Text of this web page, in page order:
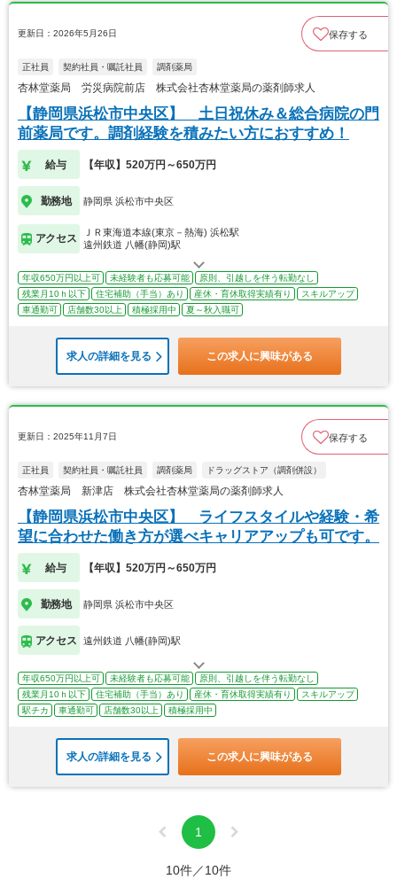
更新日：2026年5月26日 保存する
正社員 契約社員・嘱託社員 調剤薬局
杏林堂薬局 労災病院前店 株式会社杏林堂薬局の薬剤師求人
【静岡県浜松市中央区】 土日祝休み＆総合病院の門
前薬局です。調剤経験を積みたい方におすすめ！
給与 【年収】520万円～650万円
勤務地 静岡県 浜松市中央区
アクセス
ＪＲ東海道本線(東京－熱海) 浜松駅
遠州鉄道 八幡(静岡)駅
年収650万円以上可 未経験者も応募可能
原則、引越しを伴う転勤なし
残業月10ｈ以下
住宅補助（手当）あり 産休・育休取得実績有り
スキルアップ
車通勤可
店舗数30以上 積極採用中 夏～秋入職可
求人の詳細を見る この求人に興味がある
更新日：2025年11月7日 保存する
正社員 契約社員・嘱託社員 調剤薬局 ドラッグストア（調剤併設）
杏林堂薬局 新津店 株式会社杏林堂薬局の薬剤師求人
【静岡県浜松市中央区】 ライフスタイルや経験・希
望に合わせた働き方が選べキャリアアップも可です。
給与 【年収】520万円～650万円
勤務地 静岡県 浜松市中央区
アクセス 遠州鉄道 八幡(静岡)駅
年収650万円以上可 未経験者も応募可能
原則、引越しを伴う転勤なし
残業月10ｈ以下
住宅補助（手当）あり 産休・育休取得実績有り
スキルアップ
駅チカ
車通勤可 店舗数30以上 積極採用中
求人の詳細を見る この求人に興味がある
1
10件／10件